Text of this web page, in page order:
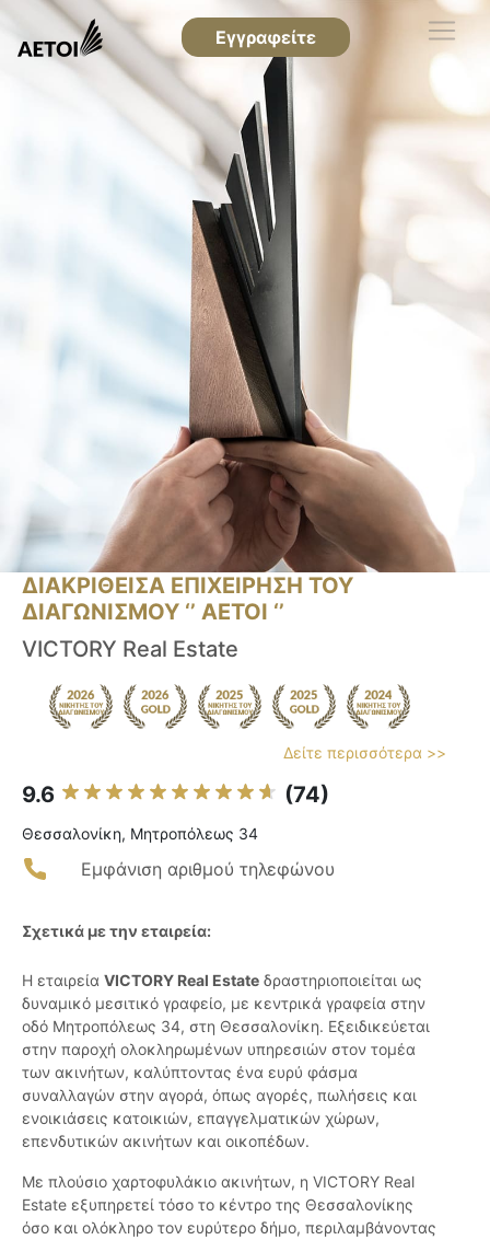
Εγγραφείτε
ΔΙΑΚΡΙΘΕΙΣΑ ΕΠΙΧΕΙΡΗΣΗ ΤΟΥ
ΔΙΑΓΩΝΙΣΜΟΥ ‘’ ΑΕΤΟΙ ‘’
VICTORY Real Estate
Δείτε περισσότερα >>
9.6 (74)
Θεσσαλονίκη, Μητροπόλεως 34
Εμφάνιση αριθμού τηλεφώνου
Σχετικά με την εταιρεία:
Η εταιρεία VICTORY Real Estate δραστηριοποιείται ως
δυναμικό μεσιτικό γραφείο, με κεντρικά γραφεία στην
οδό Μητροπόλεως 34, στη Θεσσαλονίκη. Εξειδικεύεται
στην παροχή ολοκληρωμένων υπηρεσιών στον τομέα
των ακινήτων, καλύπτοντας ένα ευρύ φάσμα
συναλλαγών στην αγορά, όπως αγορές, πωλήσεις και
ενοικιάσεις κατοικιών, επαγγελματικών χώρων,
επενδυτικών ακινήτων και οικοπέδων.
Με πλούσιο χαρτοφυλάκιο ακινήτων, η VICTORY Real
Estate εξυπηρετεί τόσο το κέντρο της Θεσσαλονίκης
όσο και ολόκληρο τον ευρύτερο δήμο, περιλαμβάνοντας